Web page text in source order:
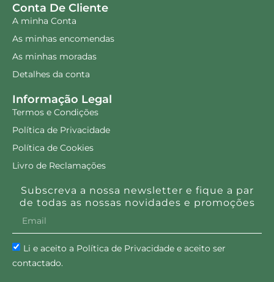
Conta De Cliente
A minha Conta
As minhas encomendas
As minhas moradas
Detalhes da conta
Informação Legal
Termos e Condições
Política de Privacidade
Política de Cookies
Livro de Reclamações
Subscreva a nossa newsletter e fique a par
de todas as nossas novidades e promoções
Li e aceito a Política de Privacidade e aceito ser
contactado.